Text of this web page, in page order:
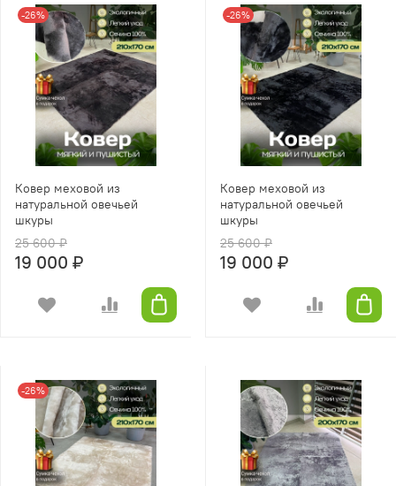
-26%
Ковер меховой из
натуральной овечьей
шкуры
25 600 ₽
19 000 ₽
-26%
Ковер меховой из
натуральной овечьей
шкуры
25 600 ₽
19 000 ₽
-26%